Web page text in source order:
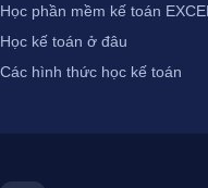
Học phần mềm kế toán EXCEL
Học kế toán ở đâu
Các hình thức học kế toán